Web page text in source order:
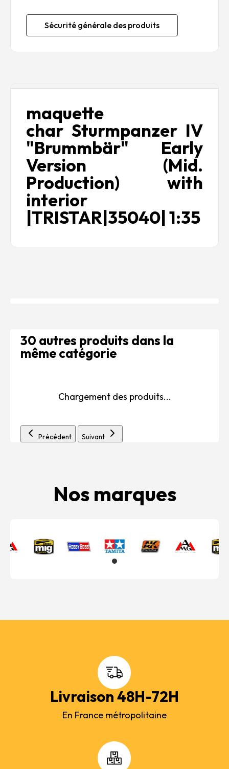
Sécurité générale des produits
maquette
char Sturmpanzer IV
"Brummbär" Early
Version (Mid.
Production) with
interior
|TRISTAR|35040| 1:35
30 autres produits dans la
même catégorie
Chargement des produits...
Précédent Suivant
Nos marques
Livraison 48H-72H
En France métropolitaine